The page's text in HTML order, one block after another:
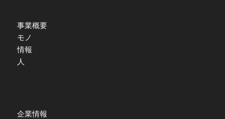
事業概要
モノ
情報
人
企業情報